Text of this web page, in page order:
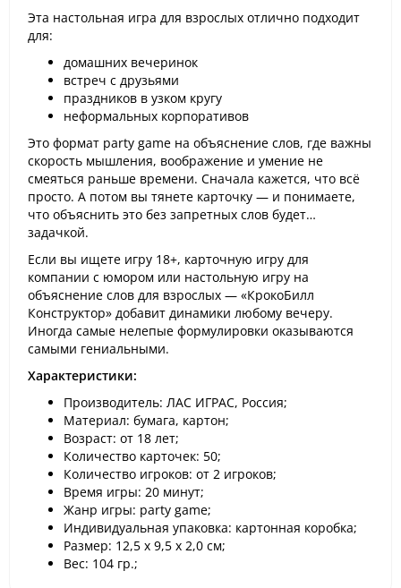
Эта настольная игра для взрослых отлично подходит
для:
домашних вечеринок
встреч с друзьями
праздников в узком кругу
неформальных корпоративов
Это формат party game на объяснение слов, где важны
скорость мышления, воображение и умение не
смеяться раньше времени. Сначала кажется, что всё
просто. А потом вы тянете карточку — и понимаете,
что объяснить это без запретных слов будет…
задачкой.
Если вы ищете игру 18+, карточную игру для
компании с юмором или настольную игру на
объяснение слов для взрослых — «КрокоБилл
Конструктор» добавит динамики любому вечеру.
Иногда самые нелепые формулировки оказываются
самыми гениальными.
Характеристики:
Производитель: ЛАС ИГРАС, Россия;
Материал: бумага, картон;
Возраст: от 18 лет;
Количество карточек: 50;
Количество игроков: от 2 игроков;
Время игры: 20 минут;
Жанр игры: party game;
Индивидуальная упаковка: картонная коробка;
Размер: 12,5 х 9,5 х 2,0 см;
Вес: 104 гр.;